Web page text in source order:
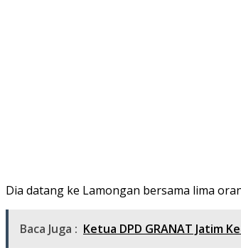
Dia datang ke Lamongan bersama lima
Baca Juga : Ketua DPD GRANAT Jatim